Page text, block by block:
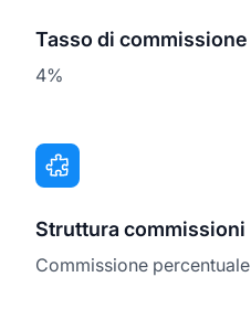
Tasso di commissione
4%
Struttura commissioni
Commissione percentuale